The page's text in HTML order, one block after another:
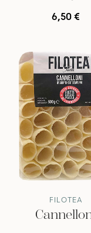
6,50 €
FILOTEA